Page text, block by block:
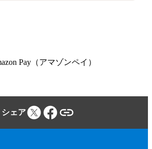
Pay（アマゾンペイ）
シェア